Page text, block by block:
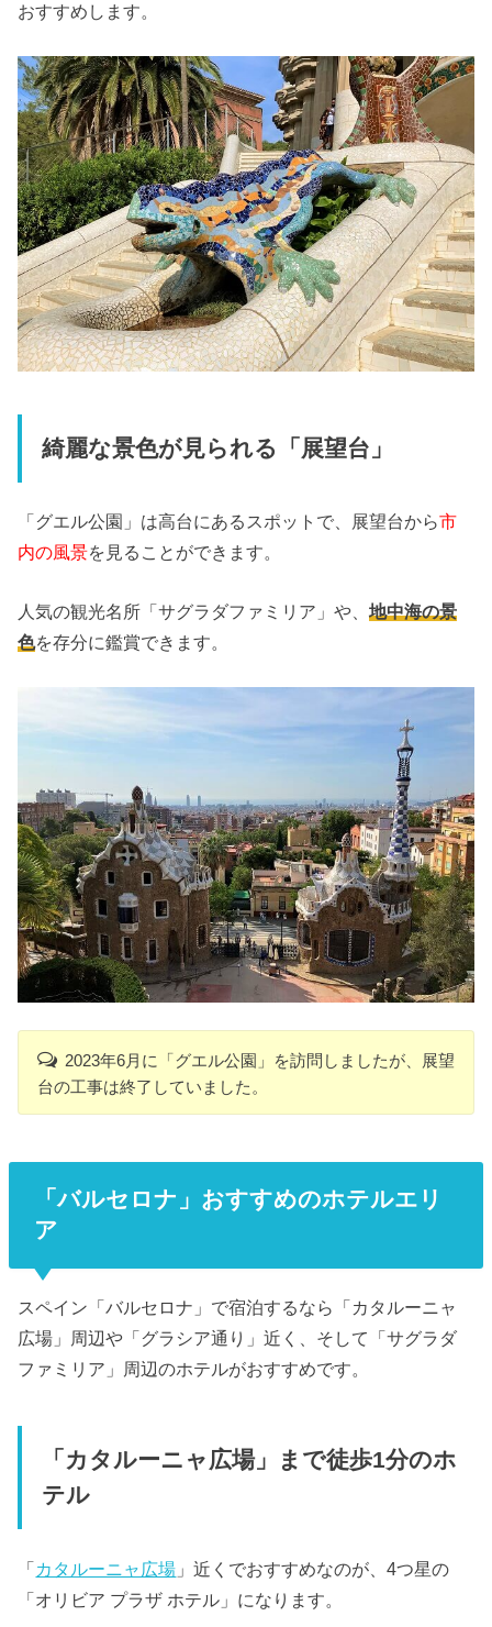
おすすめします。
綺麗な景色が見られる「展望台」
「グエル公園」は高台にあるスポットで、展望台から市
内の風景を見ることができます。
人気の観光名所「サグラダファミリア」や、地中海の景
色を存分に鑑賞できます。
2023年6月に「グエル公園」を訪問しましたが、展望
台の工事は終了していました。
「バルセロナ」おすすめのホテルエリ
ア
スペイン「バルセロナ」で宿泊するなら「カタルーニャ
広場」周辺や「グラシア通り」近く、そして「サグラダ
ファミリア」周辺のホテルがおすすめです。
「カタルーニャ広場」まで徒歩1分のホ
テル
「カタルーニャ広場 」近くでおすすめなのが、4つ星の
「オリビア プラザ ホテル」になります。